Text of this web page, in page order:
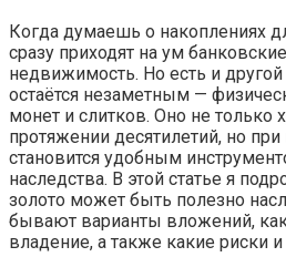
Когда думаешь о накоплениях
сразу приходят на ум
недвижимость. Но есть и другой
остаётся незаметным —
монет и слитков. Оно не только
протяжении десятилетий, но
становится удобным
наследства. В этой статье я
золото может быть полезно
бывают варианты вложений,
владение, а также какие риски